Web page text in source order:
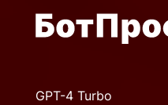
GPT-4 Turbo